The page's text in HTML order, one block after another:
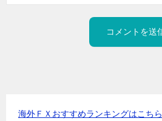
海外ＦＸおすすめランキングはこちら